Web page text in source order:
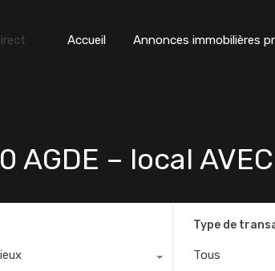
Accueil Annonces immobilières
AGDE – local AVEC
Type de
Tous